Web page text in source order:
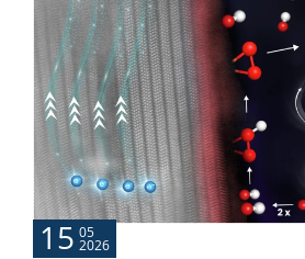
Seminaria naukowe
WSPÓŁPRACA
Współpraca naukowa
Jednostki usługowe
15 05
2026